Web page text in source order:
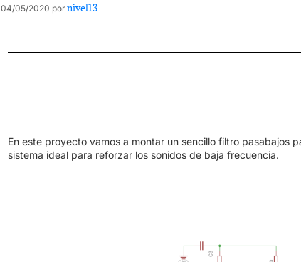
04/05/2020 por nivel13
En este proyecto vamos a montar un sencillo filtro pasabajos
sistema ideal para reforzar los sonidos de baja frecuencia.